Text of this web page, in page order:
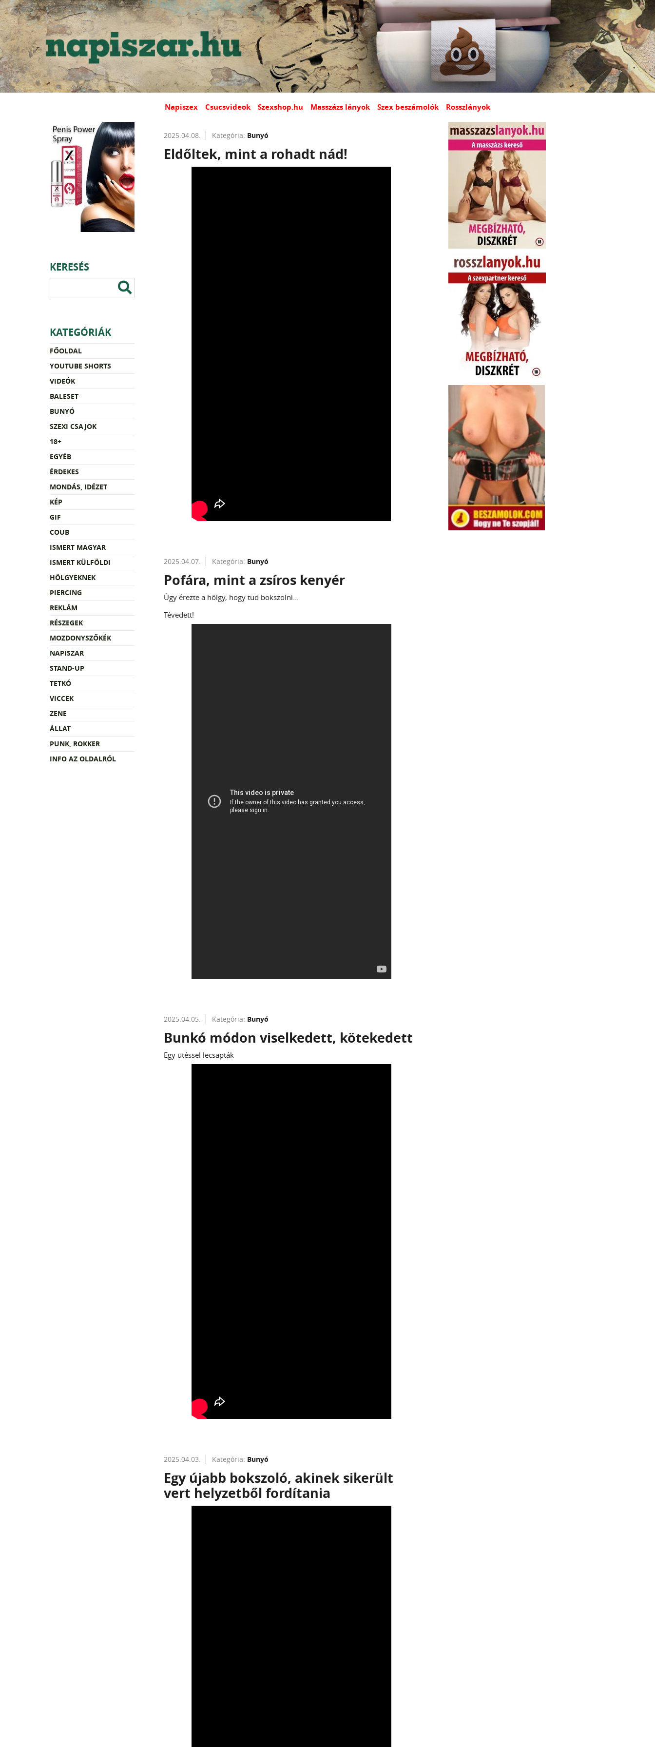
Napiszex Csucsvideok Szexshop.hu Masszázs lányok Szex beszámolók Rosszlányok
KERESÉS
KATEGÓRIÁK
FŐOLDAL
YOUTUBE SHORTS
VIDEÓK
BALESET
BUNYÓ
SZEXI CSAJOK
18+
EGYÉB
ÉRDEKES
MONDÁS, IDÉZET
KÉP
GIF
COUB
ISMERT MAGYAR
ISMERT KÜLFÖLDI
HÖLGYEKNEK
PIERCING
REKLÁM
RÉSZEGEK
MOZDONYSZŐKÉK
NAPISZAR
STAND-UP
TETKÓ
VICCEK
ZENE
ÁLLAT
PUNK, ROKKER
INFO AZ OLDALRÓL
2025.04.08. Kategória: Bunyó
Eldőltek, mint a rohadt nád!
2025.04.07. Kategória: Bunyó
Pofára, mint a zsíros kenyér
Úgy érezte a hölgy, hogy tud bokszolni...
Tévedett!
2025.04.05. Kategória: Bunyó
Bunkó módon viselkedett, kötekedett
Egy ütéssel lecsapták
2025.04.03. Kategória: Bunyó
Egy újabb bokszoló, akinek sikerült
vert helyzetből fordítania